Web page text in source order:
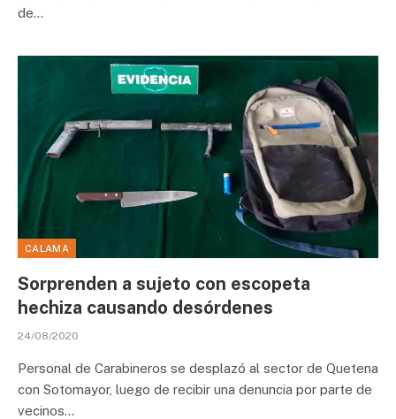
de…
CALAMA
Sorprenden a sujeto con escopeta
hechiza causando desórdenes
24/08/2020
Personal de Carabineros se desplazó al sector de Quetena
con Sotomayor, luego de recibir una denuncia por parte de
vecinos…